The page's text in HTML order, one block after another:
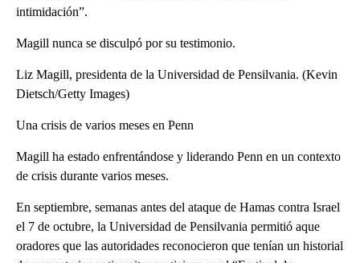
intimidación”.
Magill nunca se disculpó por su testimonio.
Liz Magill, presidenta de la Universidad de Pensilvania. (Kevin
Dietsch/Getty Images)
Una crisis de varios meses en Penn
Magill ha estado enfrentándose y liderando Penn en un contexto
de crisis durante varios meses.
En septiembre, semanas antes del ataque de Hamas contra Israel
el 7 de octubre, la Universidad de Pensilvania permitió aque
oradores que las autoridades reconocieron que tenían un historial